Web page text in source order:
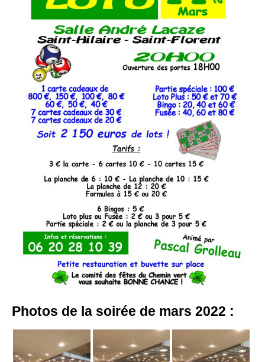
Photos de la soirée de mars 2022 :